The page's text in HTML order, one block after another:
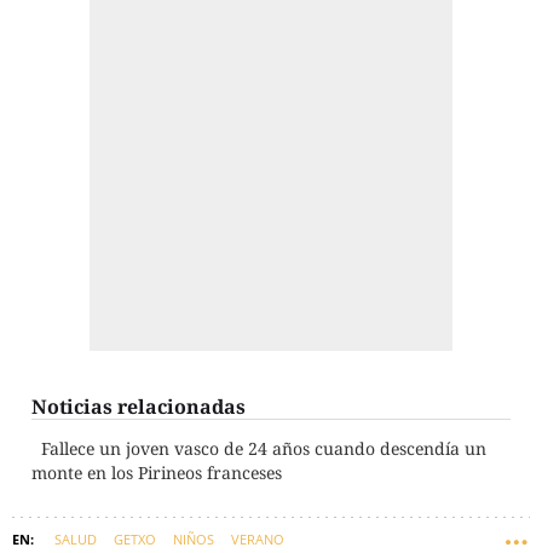
Noticias relacionadas
Fallece un joven vasco de 24 años cuando descendía un
monte en los Pirineos franceses
SALUD GETXO NIÑOS VERANO